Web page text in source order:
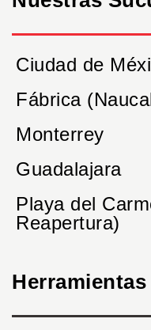
Ciudad de
Fábrica
Monterrey
Guadalajara
Playa del
Reapertura)
Herramientas